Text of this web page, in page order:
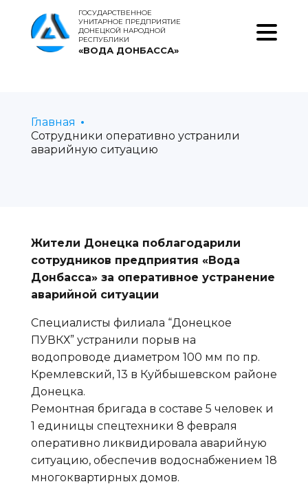
ГОСУДАРСТВЕННОЕ
УНИТАРНОЕ ПРЕДПРИЯТИЕ
ДОНЕЦКОЙ НАРОДНОЙ
РЕСПУБЛИКИ
«ВОДА ДОНБАССА»
Главная
Сотрудники оперативно устранили
аварийную ситуацию
Жители Донецка поблагодарили
сотрудников предприятия «Вода
Донбасса» за оперативное устранение
аварийной ситуации
Специалисты филиала “Донецкое
ПУВКХ” устранили порыв на
водопроводе диаметром 100 мм по пр.
Кремлевский, 13 в Куйбышевском районе
Донецка.
Ремонтная бригада в составе 5 человек и
1 единицы спецтехники 8 февраля
оперативно ликвидировала аварийную
ситуацию, обеспечив водоснабжением 18
многоквартирных домов.